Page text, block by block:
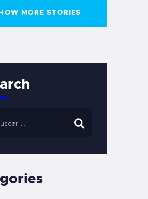
MORE STORIES